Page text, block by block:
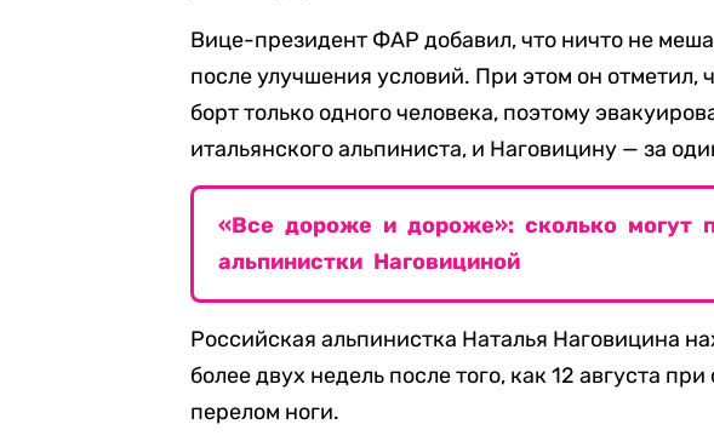
Вице-президент ФАР добавил, что ничто не
после улучшения условий. При этом он отметил,
борт только одного человека, поэтому
итальянского альпиниста, и Наговицину — за
«Все дороже и дороже»: сколько могут
альпинистки Наговициной
Российская альпинистка Наталья Наговицина
более двух недель после того, как 12 августа
перелом ноги.